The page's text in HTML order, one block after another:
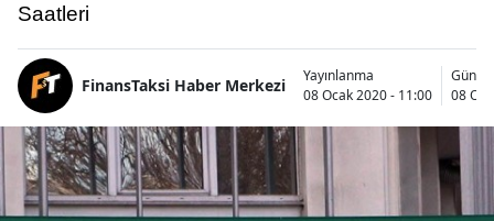
Saatleri
FinansTaksi Haber Merkezi
Yayınlanma
08 Ocak 2020 - 11:00
08